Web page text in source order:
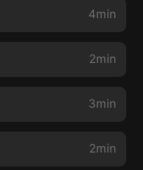
4min
2min
3min
2min